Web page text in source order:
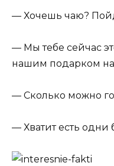
— Хочешь чаю?
— Мы тебе сейчас
нашим подарком
— Сколько можно
— Хватит есть одни